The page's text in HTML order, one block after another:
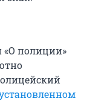
«О полиции»